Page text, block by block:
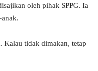
oleh pihak SPPG. Ia
Kalau tidak dimakan, tetap